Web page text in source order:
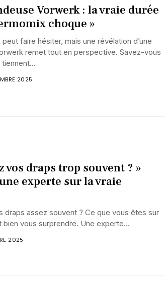
Vorwerk : la vraie durée
choque »
faire hésiter, mais une révélation d’une
remet tout en perspective. Savez-vous
2025
vos draps trop souvent ? »
experte sur la vraie
draps assez souvent ? Ce que vous êtes sur
bien vous surprendre. Une experte...
2025